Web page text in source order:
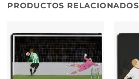
PRODUCTOS RELACIONADOS